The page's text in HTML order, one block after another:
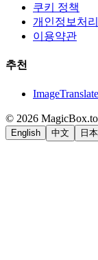
쿠키 정책
개인정보처
이용약관
추천
© 2026
English 中文 日